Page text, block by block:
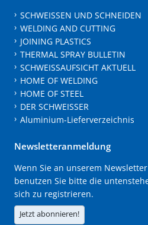
SCHWEISSEN UND SCHNEIDEN
WELDING AND CUTTING
JOINING PLASTICS
THERMAL SPRAY BULLETIN
SCHWEISSAUFSICHT AKTUELL
HOME OF WELDING
HOME OF STEEL
DER SCHWEISSER
Aluminium-Lieferverzeichnis
Newsletteranmeldung
Wenn Sie an unserem
benutzen Sie bitte die
sich zu registrieren.
Jetzt abonnieren!